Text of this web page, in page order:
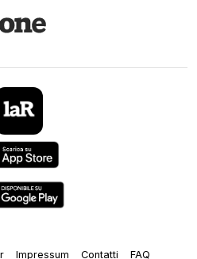
Impressum Contatti FAQ